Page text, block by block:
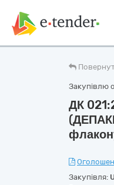
Закупівлю
ДК
Закупівля: